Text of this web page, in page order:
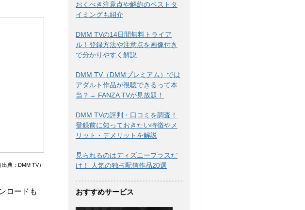
（出典：DMM TV）
ロードも
おくべき注意点や解約のベストタ
イミングも紹介
DMM TVの14日間無料トライア
ル！登録方法や注意点を画像付き
で分かりやすく解説
DMM TV（DMMプレミアム）では
アダルト作品が視聴できるって本
当？→ FANZA TVが見放題！
DMM TVの評判・口コミを調査！
登録前に知っておきたい特徴やメ
リット・デメリットを解説
見られるのはディズニープラスだ
け！ 人気の独占配信作品20選
おすすめサービス